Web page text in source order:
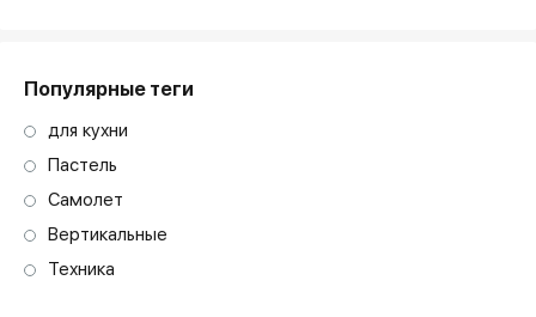
Популярные теги
для кухни
Пастель
Самолет
Вертикальные
Техника